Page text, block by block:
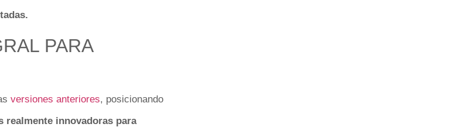
PARA
versiones anteriores, posicionando
realmente innovadoras para